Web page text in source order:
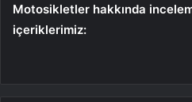
Motosikletler hakkında
içeriklerimiz: